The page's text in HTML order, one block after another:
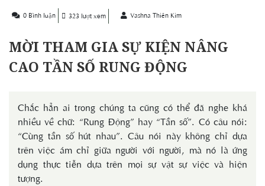
0 Bình luận 323 lượt xem Vashna Thiên Kim
MỜI THAM GIA SỰ KIỆN NÂNG
CAO TẦN SỐ RUNG ĐỘNG
Chắc hẳn ai trong chúng ta cũng có thể đã nghe khá
nhiều về chữ: “Rung Động” hay “Tần số”. Có câu nói:
“Cùng tần số hút nhau”. Câu nói này không chỉ dựa
trên việc ám chỉ giữa người với người, mà nó là ứng
dụng thực tiễn dựa trên mọi sự vật sự việc và hiện
tượng.